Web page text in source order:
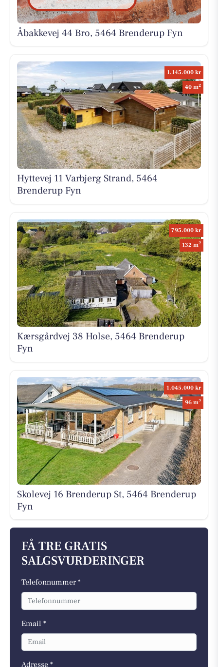
Åbakkevej 44 Bro, 5464 Brenderup Fyn
1.145.000 kr
40 m2
Hyttevej 11 Varbjerg Strand, 5464
Brenderup Fyn
795.000 kr
132 m2
Kærsgårdvej 38 Holse, 5464 Brenderup
Fyn
1.045.000 kr
96 m2
Skolevej 16 Brenderup St, 5464 Brenderup
Fyn
FÅ TRE GRATIS
SALGSVURDERINGER
Telefonnummer *
Email *
Adresse *